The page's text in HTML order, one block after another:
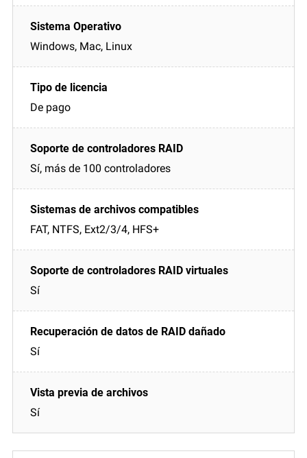
Windows, Mac, Linux
De pago
Sí, más de 100 controladores
FAT, NTFS, Ext2/3/4, HFS+
Sí
Sí
Sí